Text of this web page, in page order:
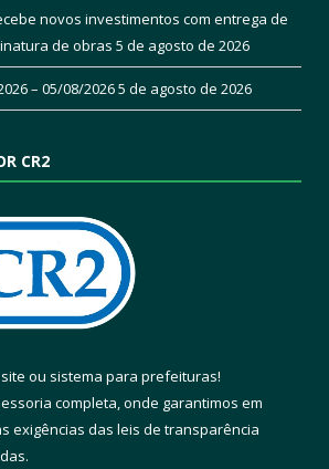
novos investimentos com entrega de
de obras 5 de agosto de 2026
– 05/08/20265 de agosto de 2026
CR2
ou sistema para prefeituras!
completa, onde garantimos em
exigências das leis de transparência